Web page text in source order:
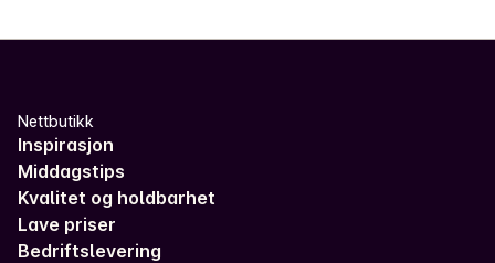
Nettbutikk
Inspirasjon
Middagstips
Kvalitet og holdbarhet
Lave priser
Bedriftslevering